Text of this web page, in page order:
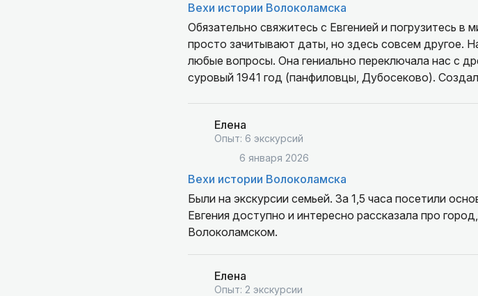
Вехи истории Волоколамска
Обязательно свяжитесь с Евгенией и погрузитесь
просто зачитывают даты, но здесь совсем другое.
любые вопросы. Она гениально переключала нас с
суровый 1941 год (панфиловцы, Дубосеково).
Елена
Опыт: 6 экскурсий
6 января 2026
Вехи истории Волоколамска
Были на экскурсии семьей. За 1,5 часа посетили
Евгения доступно и интересно рассказала про
Волоколамском.
Елена
Опыт: 2 экскурсии